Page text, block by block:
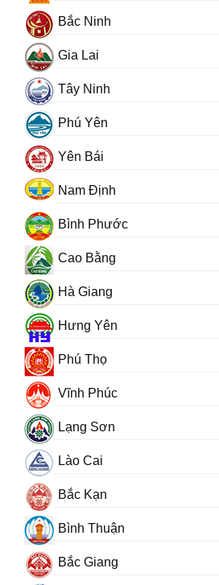
Bắc Ninh
Gia Lai
Tây Ninh
Phú Yên
Yên Bái
Nam Định
Bình Phước
Cao Bằng
Hà Giang
Hưng Yên
Phú Thọ
Vĩnh Phúc
Lạng Sơn
Lào Cai
Bắc Kạn
Bình Thuận
Bắc Giang